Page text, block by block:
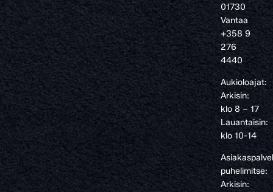
01730
Vantaa
+358 9
276
4440
Aukioloajat:
Arkisin:
klo 8 – 17
Lauantaisin:
klo 10-14
puhelimitse:
Arkisin: